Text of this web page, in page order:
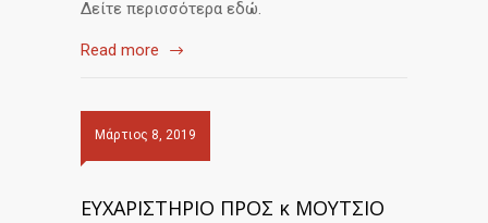
Δείτε περισσότερα εδώ.
Read more
Μάρτιος 8, 2019
ΕΥΧΑΡΙΣΤΗΡΙΟ ΠΡΟΣ κ ΜΟΥΤΣΙΟ